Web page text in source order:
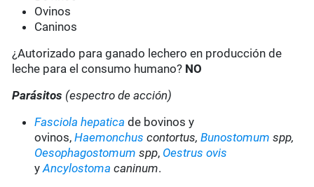
Ovinos
Caninos
¿Autorizado para ganado lechero en producción de
leche para el consumo humano? NO
Parásitos (espectro de acción)
Fasciola hepatica de bovinos y
ovinos,Haemonchus contortus,Bunostomum spp,
Oesophagostomum spp, Oestrus ovis
yAncylostoma caninum.